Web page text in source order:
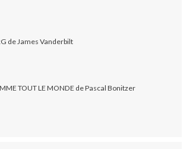
de James Vanderbilt
TOUT LE MONDE de Pascal Bonitzer